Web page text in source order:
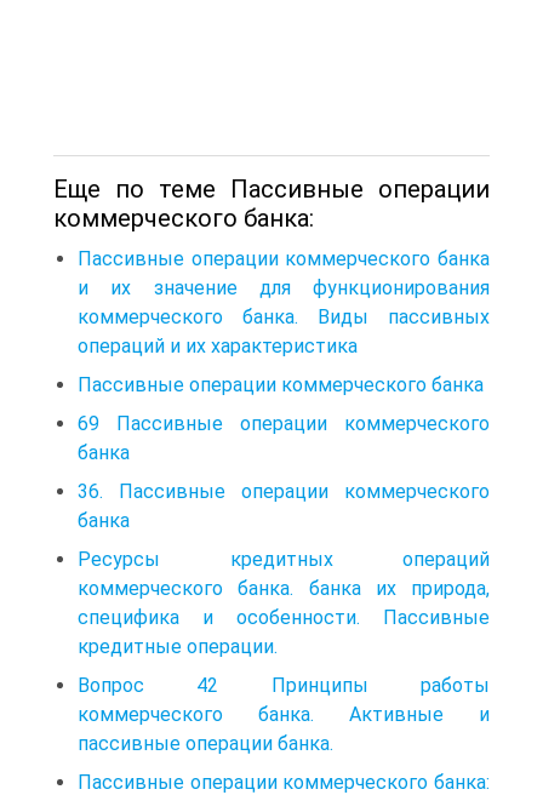
Еще по теме Пассивные операции
коммерческого банка:
Пассивные операции коммерческого банка
и их значение для функционирования
коммерческого банка. Виды пассивных
операций и их характеристика
Пассивные операции коммерческого банка
69 Пассивные операции коммерческого
банка
36. Пассивные операции коммерческого
банка
Ресурсы кредитных операций
коммерческого банка. банка их природа,
специфика и особенности. Пассивные
кредитные операции.
Вопрос 42 Принципы работы
коммерческого банка. Активные и
пассивные операции банка.
Пассивные операции коммерческого банка: